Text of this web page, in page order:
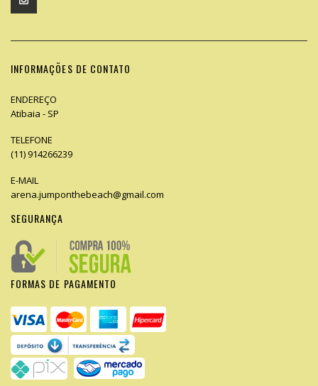
INFORMAÇÕES DE CONTATO
ENDEREÇO
Atibaia - SP
TELEFONE
(11) 914266239
E-MAIL
arena.jumponthebeach@gmail.com
SEGURANÇA
FORMAS DE PAGAMENTO